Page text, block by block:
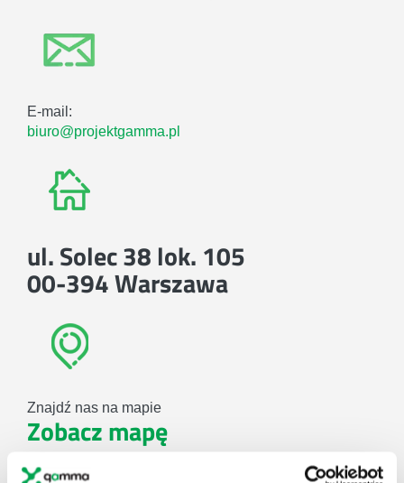
E-mail:
biuro@projektgamma.pl
ul. Solec 38 lok. 105
00-394 Warszawa
Znajdź nas na mapie
Zobacz mapę